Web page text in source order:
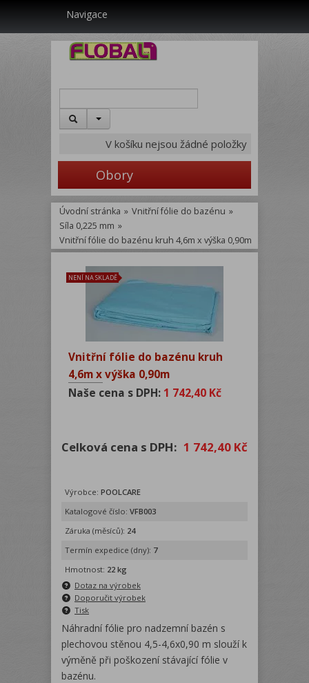
Navigace
V košíku nejsou žádné položky
Obory
Úvodní stránka » Vnitřní fólie do bazénu »
Síla 0,225 mm »
Vnitřní fólie do bazénu kruh 4,6m x výška 0,90m
NENÍ NA SKLADĚ
Vnitřní fólie do bazénu kruh
4,6m x výška 0,90m
Naše cena s DPH: 1 742,40 Kč
Celková cena s DPH: 1 742,40 Kč
Výrobce: POOLCARE
Katalogové číslo: VFB003
Záruka (měsíců): 24
Termín expedice (dny): 7
Hmotnost: 22 kg
Dotaz na výrobek
Doporučit výrobek
Tisk
Náhradní fólie pro nadzemní bazén s
plechovou stěnou 4,5-4,6x0,90 m slouží k
výměně při poškození stávající fólie v
bazénu.